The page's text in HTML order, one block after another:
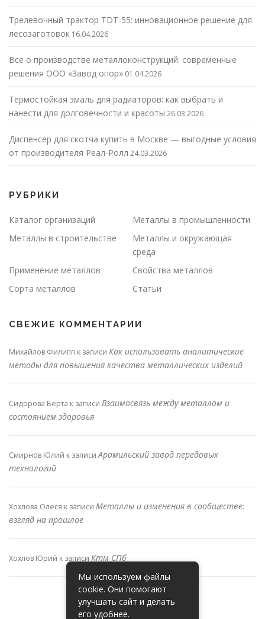
Трелевочный трактор TDT-55: инновационное решение для
лесозаготовок 16.04.2026
Все о производстве металлоконструкций: современные
решения ООО «Завод опор» 01.04.2026
Термостойкая эмаль для радиаторов: как выбрать и
нанести для долговечности и красоты 26.03.2026
Диспенсер для скотча купить в Москве — выгодные условия
от производителя Реал-Ролл 24.03.2026
РУБРИКИ
Каталог организаций
Металлы в промышленности
Металлы в строительстве
Металлы и окружающая
среда
Применение металлов
Свойства металлов
Сорта металлов
Статьи
СВЕЖИЕ КОММЕНТАРИИ
Михайлов Филипп к записи Как использовать аналитические
методы для повышения качества металлических изделий
Сидорова Берта к записи Взаимосвязь между металлом и
состоянием здоровья
Смирнов Юлий к записиАрамильский завод передовых
технологий
Хохлова Олеся к записи Металлы и изменения в сообществе:
взгляд на прошлое
Хохлов Юрий к записи Ктм СПб
Мы используем файлы
cookie. Они помогают
улучшать сайт и делать
его удобнее.